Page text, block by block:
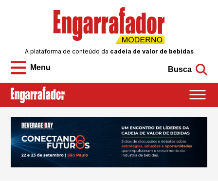
Menu
A plataforma de conteúdo da cadeia de valor de bebidas
Busca